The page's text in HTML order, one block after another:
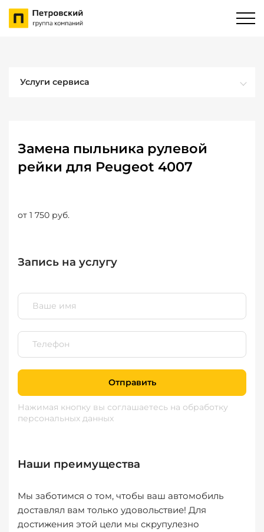
Услуги сервиса
Замена пыльника рулевой
рейки для Peugeot 4007
от 1 750 руб.
Запись на услугу
Отправить
Нажимая кнопку вы соглашаетесь на обработку
персональных данных
Наши преимущества
Мы заботимся о том, чтобы ваш автомобиль
доставлял вам только удовольствие! Для
достижения этой цели мы скрупулезно